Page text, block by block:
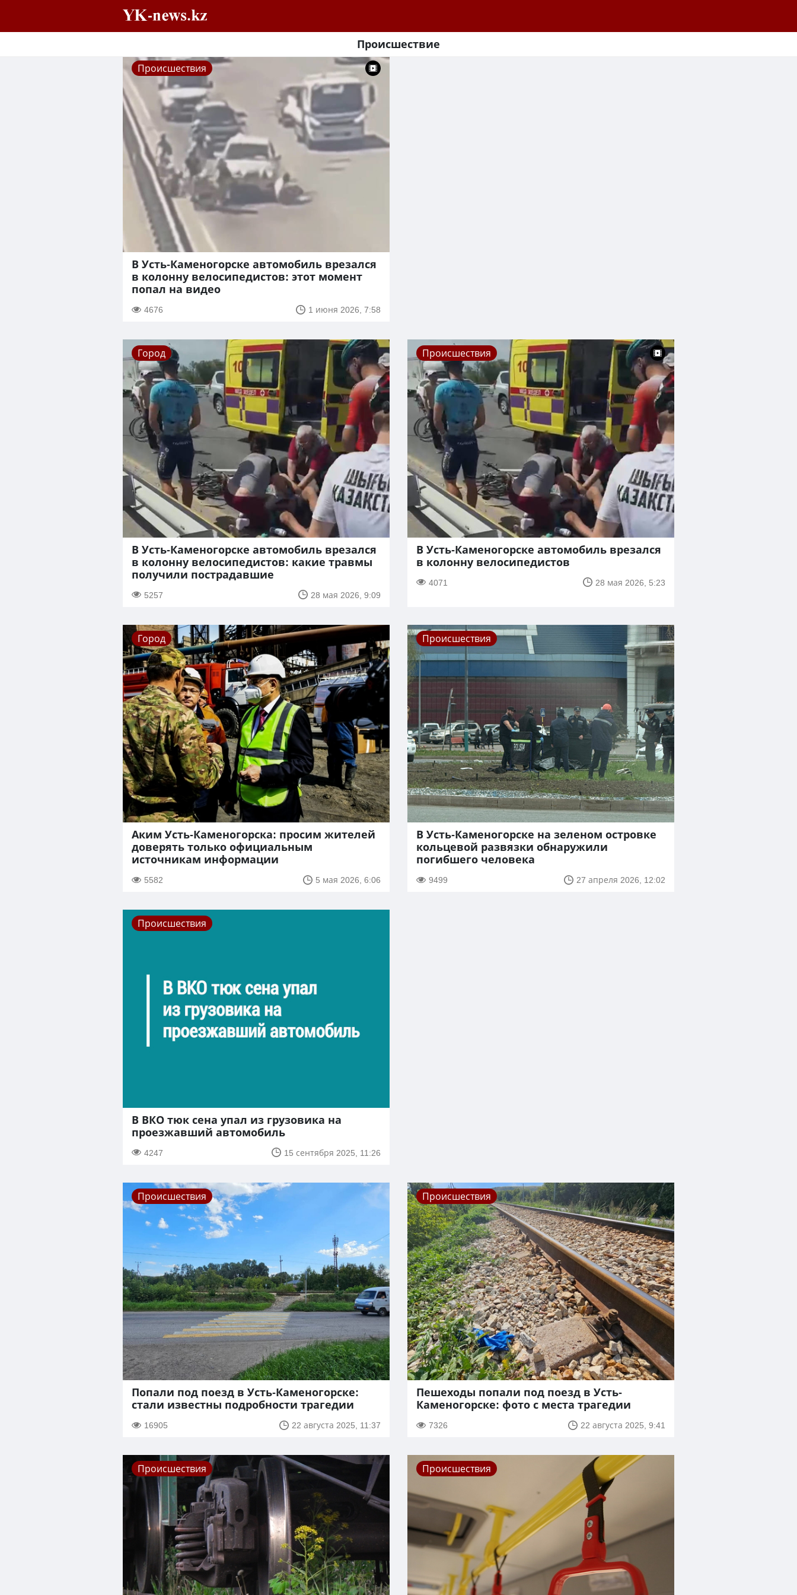
Происшествие
Происшествия
В Усть-Каменогорске автомобиль врезался
в колонну велосипедистов: этот момент
попал на видео
4676 1 июня 2026, 7:58
Город
В Усть-Каменогорске автомобиль врезался
в колонну велосипедистов: какие травмы
получили пострадавшие
5257 28 мая 2026, 9:09
Происшествия
В Усть-Каменогорске автомобиль врезался
в колонну велосипедистов
4071 28 мая 2026, 5:23
Город
Аким Усть-Каменогорска: просим жителей
доверять только официальным
источникам информации
5582 5 мая 2026, 6:06
Происшествия
В Усть-Каменогорске на зеленом островке
кольцевой развязки обнаружили
погибшего человека
9499 27 апреля 2026, 12:02
Происшествия
В ВКО тюк сена упал из грузовика на
проезжавший автомобиль
4247 15 сентября 2025, 11:26
Происшествия
Попали под поезд в Усть-Каменогорске:
стали известны подробности трагедии
16905 22 августа 2025, 11:37
Происшествия
Пешеходы попали под поезд в Усть-
Каменогорске: фото с места трагедии
7326 22 августа 2025, 9:41
Происшествия Происшествия